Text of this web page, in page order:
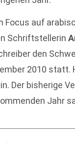
Focus auf
Schriftstellerin
den
2010
Der bisherige
Jahr